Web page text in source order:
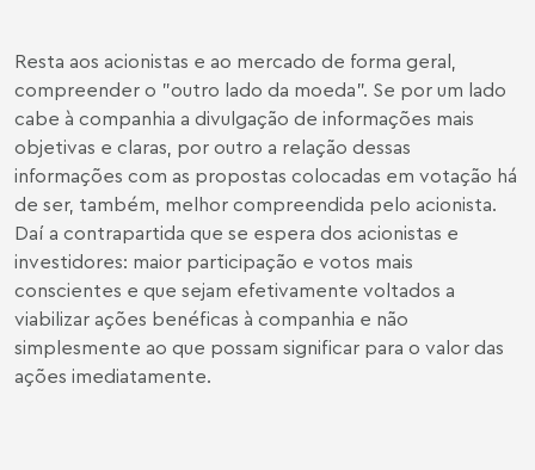
Resta aos acionistas e ao mercado de forma geral,
compreender o "outro lado da moeda". Se por um lado
cabe à companhia a divulgação de informações mais
objetivas e claras, por outro a relação dessas
informações com as propostas colocadas em votação há
de ser, também, melhor compreendida pelo acionista.
Daí a contrapartida que se espera dos acionistas e
investidores: maior participação e votos mais
conscientes e que sejam efetivamente voltados a
viabilizar ações benéficas à companhia e não
simplesmente ao que possam significar para o valor das
ações imediatamente.